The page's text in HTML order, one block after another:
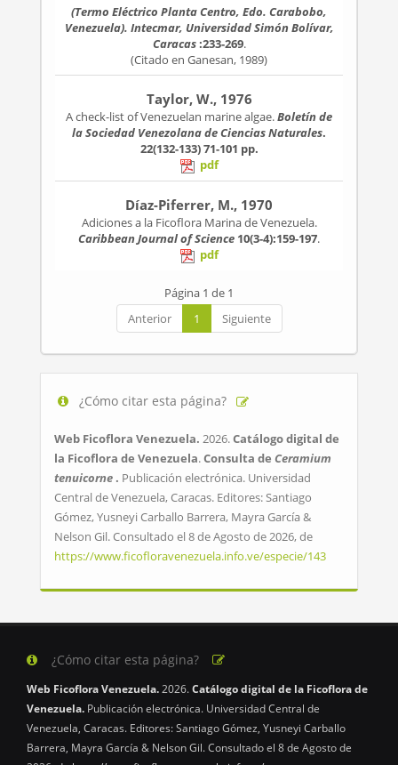
(Termo Eléctrico Planta Centro, Edo. Carabobo,
Venezuela). Intecmar, Universidad Simón Bolívar,
Caracas:233-269.
(Citado en Ganesan, 1989)
Taylor, W., 1976
A check-list of Venezuelan marine algae.Boletín de
la Sociedad Venezolana de Ciencias Naturales.
22(132-133)71-101 pp.
pdf
Díaz-Piferrer, M., 1970
Adiciones a la Ficoflora Marina de Venezuela.
Caribbean Journal of Science 10(3-4):159-197.
pdf
Página 1 de 1
Anterior
1 Siguiente
¿Cómo citar esta página?
Web Ficoflora Venezuela. 2026.Catálogo digital de
la Ficoflora de Venezuela.Consulta de Ceramium
tenuicorne . Publicación electrónica. Universidad
Central de Venezuela, Caracas. Editores: Santiago
Gómez, Yusneyi Carballo Barrera, Mayra García &
Nelson Gil. Consultado el 8 de Agosto de 2026, de
https://www.ficofloravenezuela.info.ve/especie/143
¿Cómo citar esta página?
Web Ficoflora Venezuela.2026.Catálogo digital de la Ficoflora de
Venezuela. Publicación electrónica. Universidad Central de
Venezuela, Caracas. Editores: Santiago Gómez, Yusneyi Carballo
Barrera, Mayra García & Nelson Gil. Consultado el 8 de Agosto de